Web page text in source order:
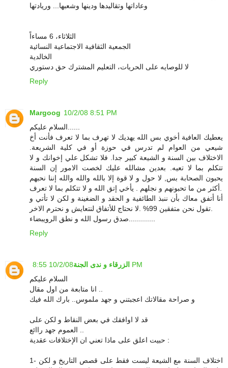
وعاداتها وتقاليدها ودينها وشعبها... وريادتها
الثلاثاء، 6 مساءاً
الجمعية الثقافية الاجتماعية النسائية
الخالدية
لا للوصايه على الحريات، التعليم المشترك حق دستوري
Reply
Margoog 10/2/08 8:51 PM
يعطيك العافية أخوي بس الله يهديك لا تهرف بما لا تعرف فأنت أخ
شيعي من العوام لم تدرس في حوزة أو في كلية الشريعة.
الاختلاف بين السنة و الشيعة كبير جدا. فلا تشكل علي إخوانك و لا
تتكلم بما لا تعيه. بعدين مشالله عليك لخصت الامور إن السنة
يحبون الصحابة بس, لا حول و لا قوة إلا بالله والله والله إننا نحبهم
أنا أتفق معاك بأن ننبذ الطائفية و الحقد و الضغينة و لكن لا تأتي و
Reply
الزرقاء و ندى الجنة 10/2/08 8:55 PM
السلام عليكم
و صراحة مقالاتك اعجبتني و جهد ملموس.. بارك الله فيك
قد لا اوافقك في بعض النقاط و لكن على
حبيت اعلق على ماذا تعني ان الإختلافات عقدية :
1- اختلاف السنة مع الشيعة ليست فقط على قصص التاريخ و لكن